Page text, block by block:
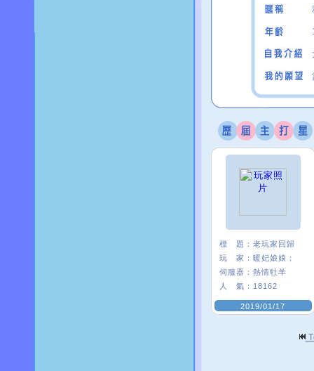
標 題： 老玩家回歸
玩 家： 暖妃娘娘；
伺服器： 熱情牡羊
人 氣： 18162
2019/01/17